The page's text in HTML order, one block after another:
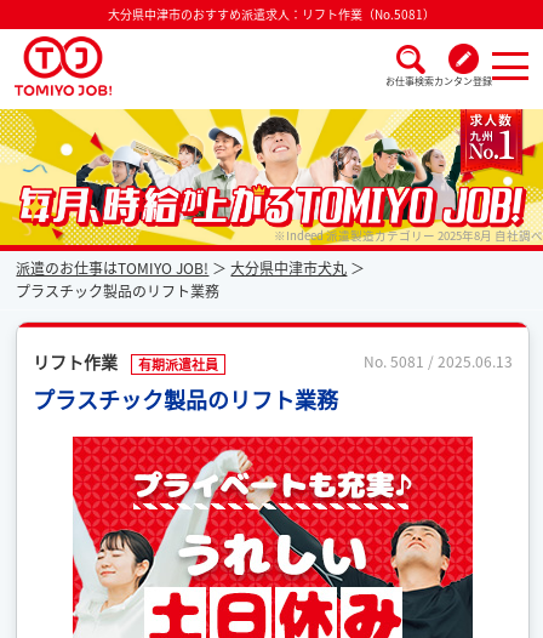
大分県中津市のおすすめ派遣求人：リフト作業（No.5081）
お仕事検索カンタン登録
派遣なら毎月時給が上がるトミヨジョブ ※Indeed 派遣製造カテゴリー 2025年8月 自社調べ
派遣のお仕事はTOMIYO JOB!
大分県中津市犬丸
プラスチック製品のリフト業務
リフト作業 有期派遣社員 No. 5081 / 2025.06.13
プラスチック製品のリフト業務